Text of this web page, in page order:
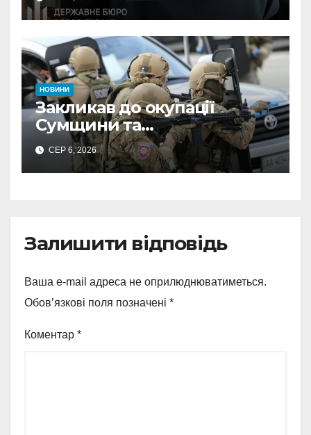
неправомірної вигоди у
ФОПа
НОВИНИ
Закликав до окупації
Сумщини та
виправдовував обстріли:
СБУ викрила
прокремлівського агітатора
СЕР 6, 2026
Залишити відповідь
Ваша e-mail адреса не оприлюднюватиметься.
Обов’язкові поля позначені *
Коментар *